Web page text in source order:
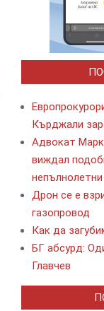
Кърджали
Адвокат
виждал
непълнолетни
Дрон се е
газопровод
Как да
БГ абсурд:
Главчев